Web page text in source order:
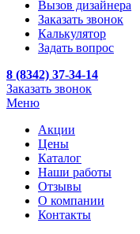
Вызов дизайнера
Заказать звонок
Калькулятор
Задать вопрос
8 (8342) 37-34-14
Заказать звонок
Меню
Акции
Цены
Каталог
Наши работы
Отзывы
О компании
Контакты